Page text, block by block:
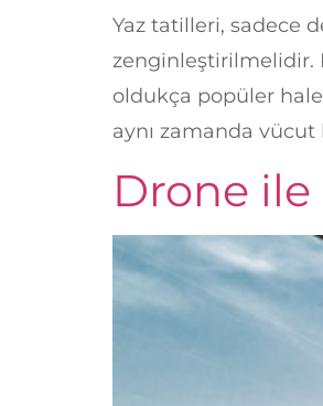
Yaz tatilleri, sadece
zenginleştirilmelidir.
oldukça popüler
aynı zamanda vücut
Drone